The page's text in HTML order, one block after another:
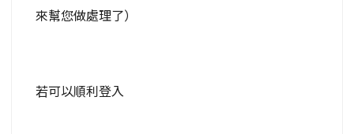
來幫您做處理了）
若可以順利登入